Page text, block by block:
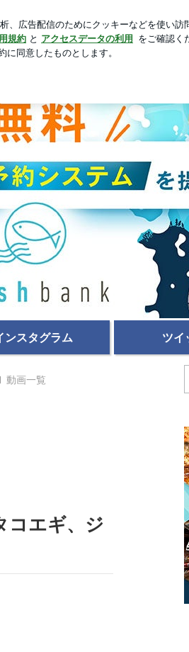
fishbank【無料の遊漁船専用ネッ
動画一覧
コエギ、ジ
ンスタグラム ツイ